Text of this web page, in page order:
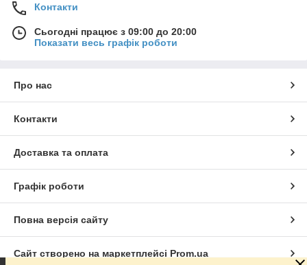
Контакти
Сьогодні працює з 09:00 до 20:00
Показати весь графік роботи
Про нас
Контакти
Доставка та оплата
Графік роботи
Повна версія сайту
Сайт створено на маркетплейсі Prom.ua